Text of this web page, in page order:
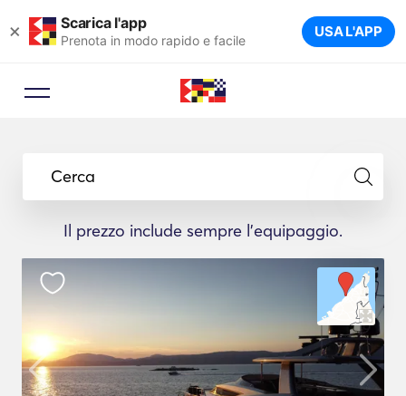
× Scarica l'app
Prenota in modo rapido e facile USA L'APP
Cerca
Il prezzo include sempre l'equipaggio.